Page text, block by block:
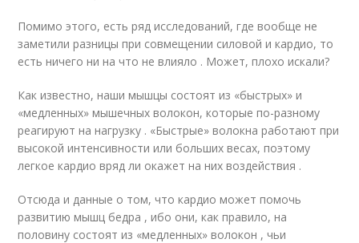
Помимо этого, есть ряд исследований, где вообще не
заметили разницы при совмещении силовой и кардио, то
есть ничего ни на что не влияло . Может, плохо искали?
Как известно, наши мышцы состоят из «быстрых» и
«медленных» мышечных волокон, которые по-разному
реагируют на нагрузку . «Быстрые» волокна работают при
высокой интенсивности или больших весах, поэтому
легкое кардио вряд ли окажет на них воздействия .
Отсюда и данные о том, что кардио может помочь
развитию мышц бедра , ибо они, как правило, на
половину состоят из «медленных» волокон , чьи